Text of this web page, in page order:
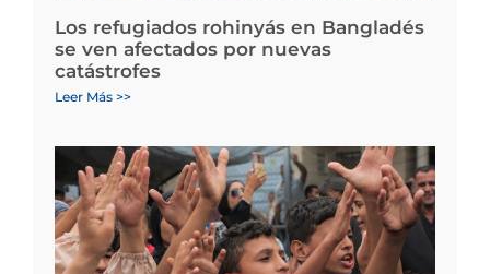
Los refugiados rohinyás en Bangladés
se ven afectados por nuevas
catástrofes
Leer Más >>